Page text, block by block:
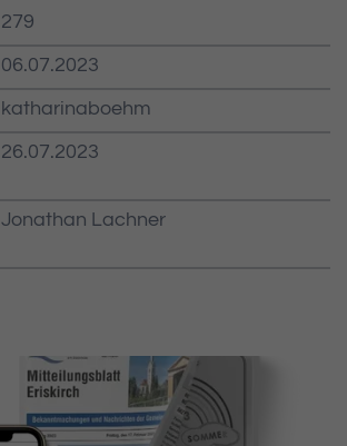
279
06.07.2023
katharinaboehm
26.07.2023
Jonathan Lachner